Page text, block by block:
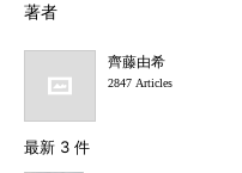
著者
齊藤由希
2847 Articles
最新 3 件